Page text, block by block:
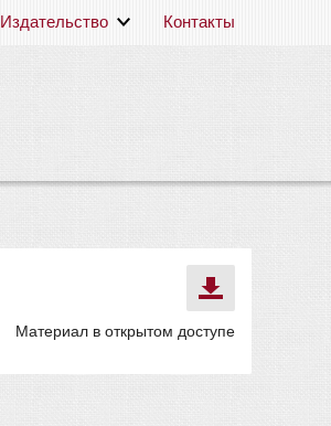
Издательство Контакты
Материал в открытом доступе